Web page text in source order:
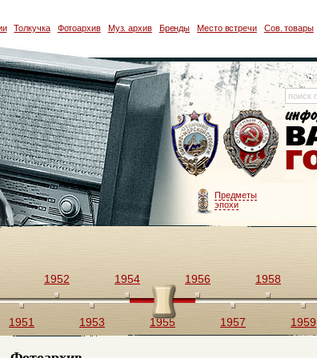
Толкучка Фотоархив Муз. архив Бренды Место встречи Сов. товары
Предметы
эпохи
1951
1952
1953
1954
1955
1956
1957
1958
1959